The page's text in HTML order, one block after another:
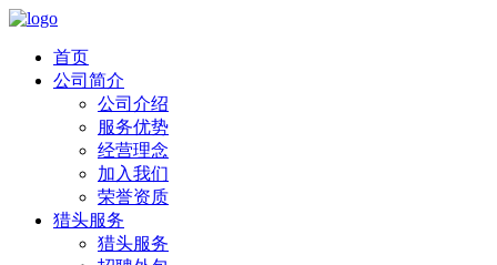
首页
公司简介
公司介绍
服务优势
经营理念
加入我们
荣誉资质
猎头服务
猎头服务